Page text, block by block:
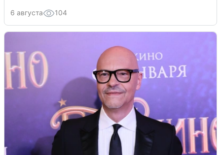
6 августа 104